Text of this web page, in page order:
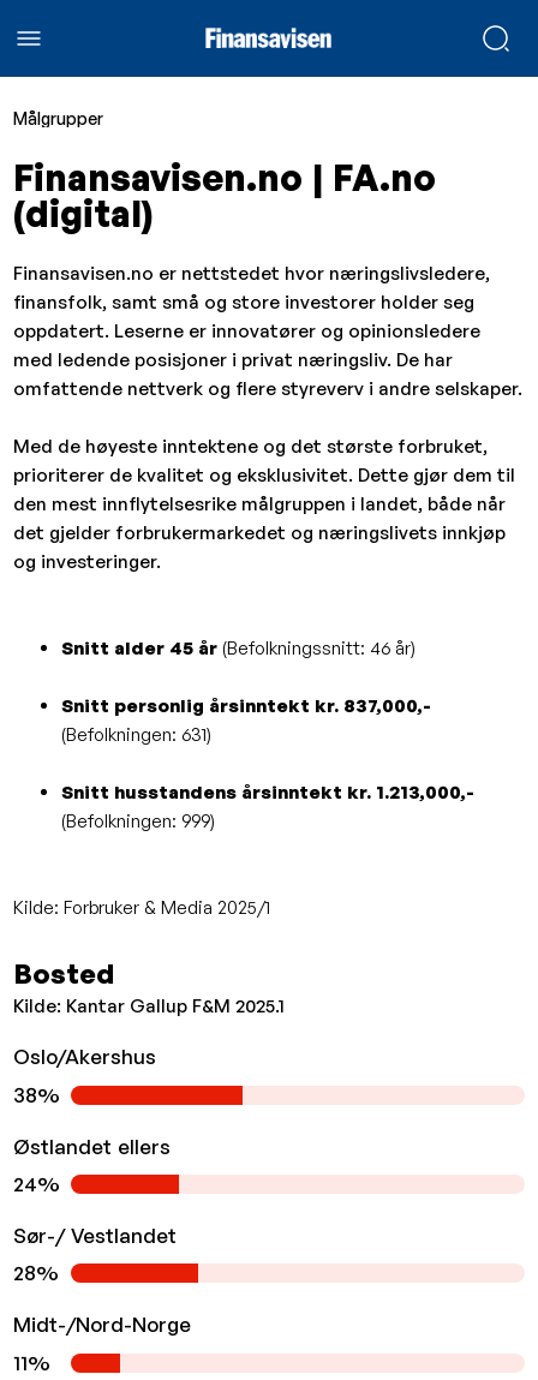
Målgrupper
Finansavisen.no | FA.no
(digital)
Finansavisen.no er nettstedet hvor næringslivsledere,
finansfolk, samt små og store investorer holder seg
oppdatert. Leserne er innovatører og opinionsledere
med ledende posisjoner i privat næringsliv. De har
omfattende nettverk og flere styreverv i andre selskaper.
Med de høyeste inntektene og det største forbruket,
prioriterer de kvalitet og eksklusivitet. Dette gjør dem til
den mest innflytelsesrike målgruppen i landet, både når
det gjelder forbrukermarkedet og næringslivets innkjøp
og investeringer.
Snitt alder 45 år (Befolkningssnitt: 46 år)
Snitt personlig årsinntekt kr. 837,000,-
(Befolkningen: 631)
Snitt husstandens årsinntekt kr. 1.213,000,-
(Befolkningen: 999)
Kilde: Forbruker & Media 2025/1
Bosted
Kilde: Kantar Gallup F&M 2025.1
Oslo/Akershus
38%
Østlandet ellers
24%
Sør-/ Vestlandet
28%
Midt-/Nord-Norge
11%